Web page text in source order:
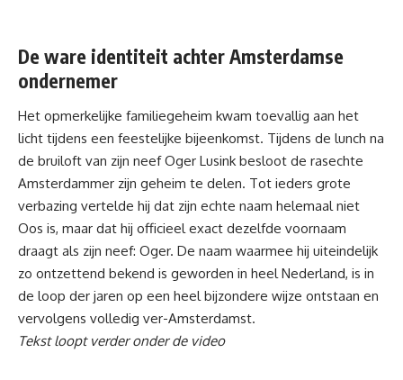
De ware identiteit achter Amsterdamse
ondernemer
Het opmerkelijke familiegeheim kwam toevallig aan het
licht tijdens een feestelijke bijeenkomst. Tijdens de lunch na
de bruiloft van zijn neef Oger Lusink besloot de rasechte
Amsterdammer zijn geheim te delen. Tot ieders grote
verbazing vertelde hij dat zijn echte naam helemaal niet
Oos is, maar dat hij officieel exact dezelfde voornaam
draagt als zijn neef: Oger. De naam waarmee hij uiteindelijk
zo ontzettend bekend is geworden in heelNederland, is in
de loop der jaren op een heel bijzondere wijze ontstaan en
vervolgens volledig ver-Amsterdamst.
Tekst loopt verder onder de video